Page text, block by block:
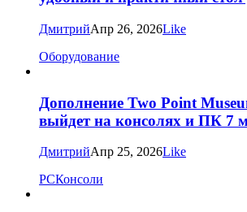
ДмитрийАпр 26, 2026Like
Оборудование
Дополнение Two Point
выйдет на консолях и ПК 7
ДмитрийАпр 25, 2026Like
PCКонсоли